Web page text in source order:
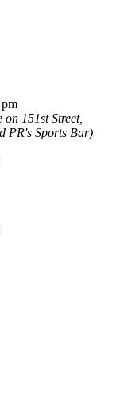
151st Street,
PR's Sports Bar)